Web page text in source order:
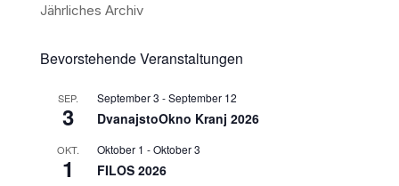
Jährliches Archiv
Bevorstehende Veranstaltungen
SEP.
3
September 3 -September 12
DvanajstoOkno Kranj 2026
OKT.
1
Oktober 1 -Oktober 3
FILOS 2026